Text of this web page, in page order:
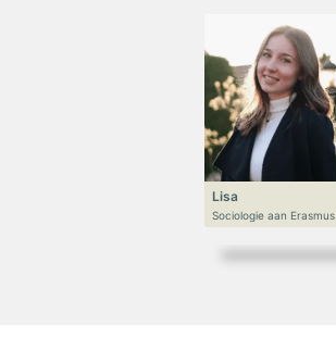
Lisa
Sociologie aan Erasmus